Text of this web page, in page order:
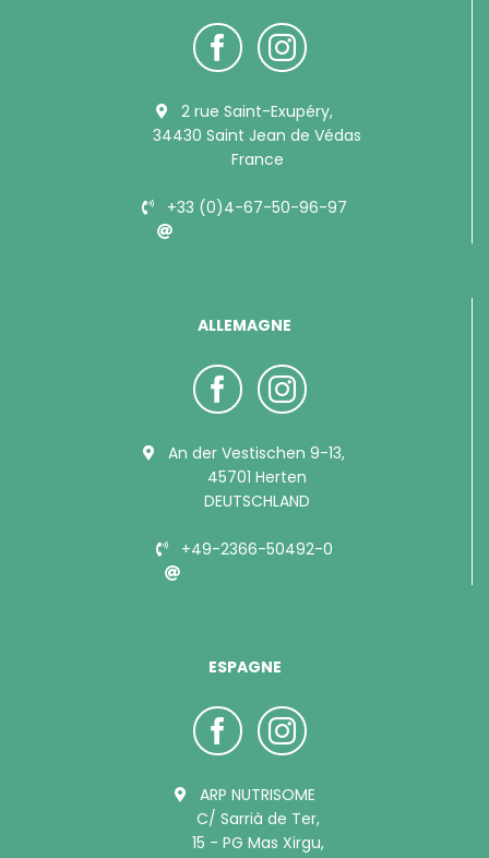
2 rue Saint-Exupéry,
34430 Saint Jean de Védas
France
+33 (0)4-67-50-96-97
ALLEMAGNE
An der Vestischen 9-13,
45701 Herten
DEUTSCHLAND
+49-2366-50492-0
ESPAGNE
ARP NUTRISOME
C/ Sarrià de Ter,
15 - PG Mas Xirgu,